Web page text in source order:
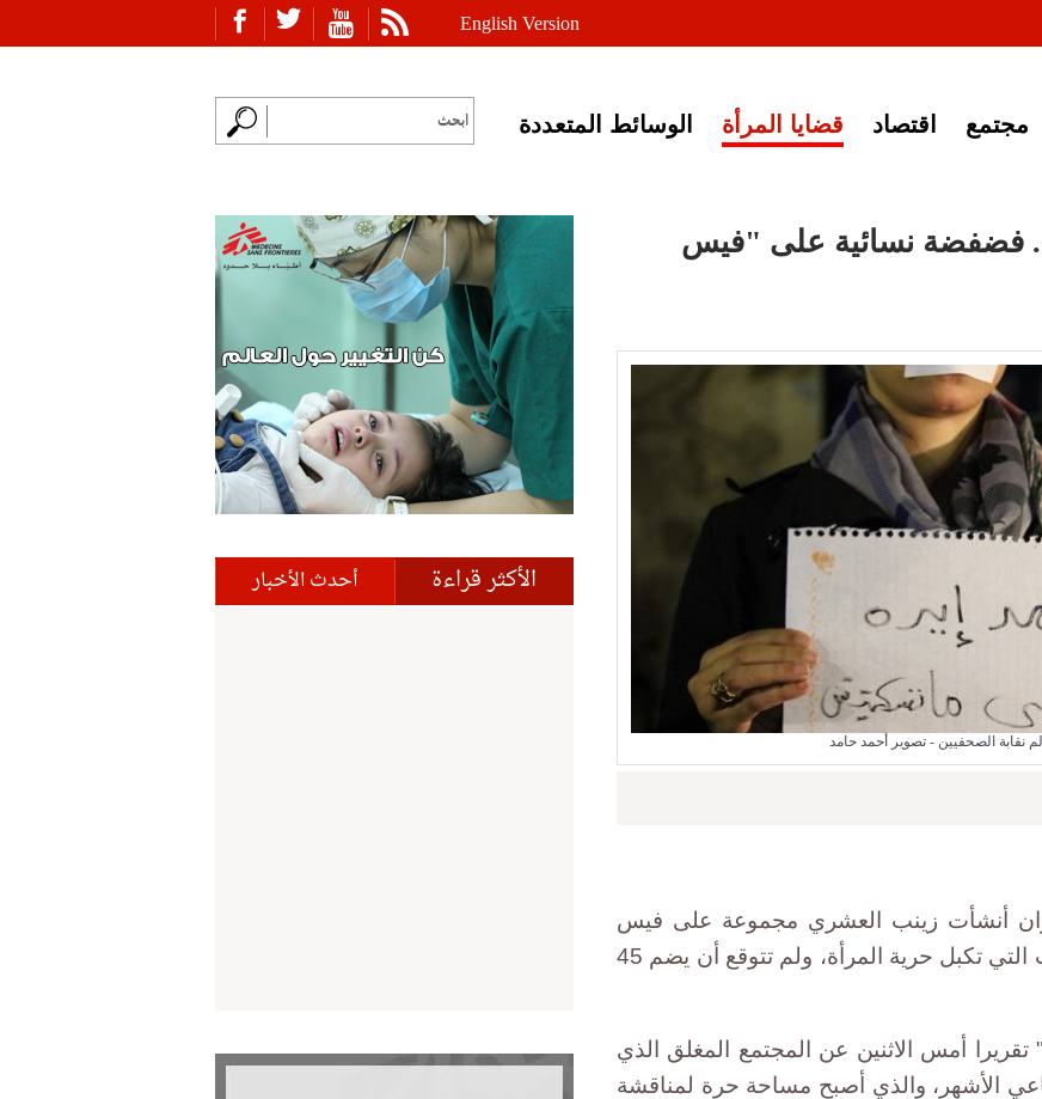
English Version إغلاق أصوات مصرية
مجتمع اقتصاد قضايا المرأة
الوسائط المتعددة
فضفضة نسائية على "فيس
نقابة الصحفيين - تصوير أحمد حامد
أنشأت زينب العشري مجموعة على فيس
بوك، بهدف الفضفضة وتحدي التابوهات التي تكبل حرية المرأة، ولم تتوقع أن يضم 45
أمس الاثنين عن المجتمع المغلق الذي
الأشهر، والذي أصبح مساحة حرة لمناقشة
الأكثر قراءة أحدث الأخبار